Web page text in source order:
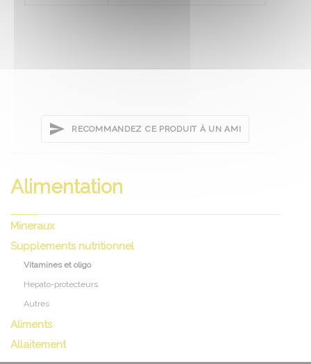
RECOMMANDEZ CE PRODUIT À UN AMI
Alimentation
Mineraux
Supplements nutritionnel
Vitamines et oligo
Hepato-protecteurs
Autres
Aliments
Allaitement